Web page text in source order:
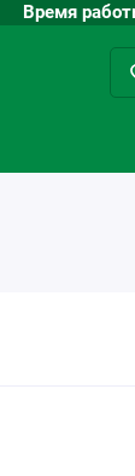
Время